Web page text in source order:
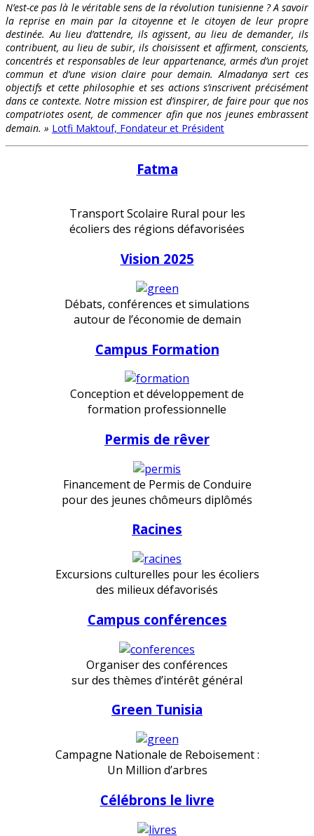
N’est-ce pas là le véritable sens de la révolution tunisienne ? A savoir
la reprise en main par la citoyenne et le citoyen de leur propre
destinée. Au lieu d’attendre, ils agissent, au lieu de demander, ils
contribuent, au lieu de subir, ils choisissent et affirment, conscients,
concentrés et responsables de leur appartenance, armés d’un projet
commun et d’une vision claire pour demain. Almadanya sert ces
objectifs et cette philosophie et ses actions s’inscrivent précisément
dans ce contexte. Notre mission est d’inspirer, de faire pour que nos
compatriotes osent, de commencer afin que nos jeunes embrassent
demain. » Lotfi Maktouf, Fondateur et Président
Fatma
Transport Scolaire Rural pour les
écoliers des régions défavorisées
Vision 2025
Débats, conférences et simulations
autour de l’économie de demain
Campus Formation
Conception et développement de
formation professionnelle
Permis de rêver
Financement de Permis de Conduire
pour des jeunes chômeurs diplômés
Racines
Excursions culturelles pour les écoliers
des milieux défavorisés
Campus conférences
Organiser des conférences
sur des thèmes d’intérêt général
Green Tunisia
Campagne Nationale de Reboisement :
Un Million d’arbres
Célébrons le livre